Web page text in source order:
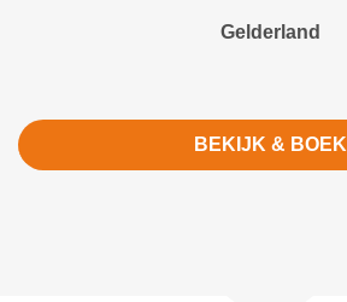
Gelderland
BEKIJK & BOEK